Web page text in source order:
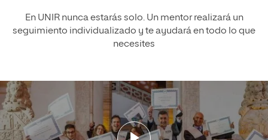
En UNIR nunca estarás solo. Un mentor realizará un
seguimiento individualizado y te ayudará en todo lo que
necesites